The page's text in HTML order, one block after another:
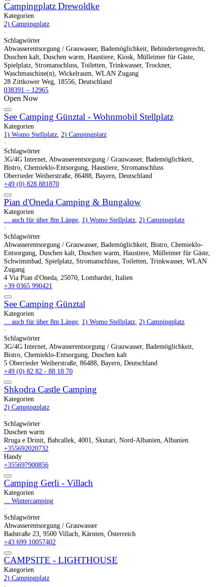
Campingplatz Drewoldke
Kategorien
2) Campingplatz
·
Schlagwörter
Abwasserentsorgung / Grauwasser, Bademöglichkeit Behindertengerecht
Duschen kalt Duschen warm Haustiere Kiosk Mülleimer für Gäste
Spielplatz Stromanschluss Toiletten Trinkwasser, Trockner,
Waschmaschine(n) Wickelraum WLAN Zugang
28 Zittkower Weg, 18556, Deutschland
038391 – 12965
Open Now
See Camping Günztal - Wohnmobil Stellplatz
Kategorien
1) Womo Stellplatz 2) Campingplatz
·
Schlagwörter
3G/4G Internet Abwasserentsorgung / Grauwasser, Bademöglichkeit
Bistro Chemieklo-Entsorgung Haustiere Stromanschluss
Oberrieder Weiherstraße, 86488, Bayern, Deutschland
+49 (0) 828 881870
Pian d'Oneda Camping & Bungalow
Kategorien
... auch für über 8m Länge 1) Womo Stellplatz 2) Campingplatz
·
Schlagwörter
Abwasserentsorgung / Grauwasser, Bademöglichkeit Bistro Chemieklo-
Entsorgung Duschen kalt Duschen warm Haustiere Mülleimer für Gäste
Schwimmbad
Spielplatz Stromanschluss Toiletten Trinkwasser, WLAN
Zugang
4 Via Pian d'Oneda, 25070, Lombardei, Italien
+39 0365 990421
See Camping Günztal
Kategorien
... auch für über 8m Länge 1) Womo Stellplatz 2) Campingplatz
·
Schlagwörter
3G/4G Internet Abwasserentsorgung / Grauwasser, Bademöglichkeit
Bistro Chemieklo-Entsorgung Duschen kalt
5 Oberrieder Weiherstraße, 86488, Bayern, Deutschland
+49 (0) 82 82 - 88 18 70
Shkodra Castle Camping
Kategorien
2) Campingplatz
·
Schlagwörter
Duschen warm
Rruga e Drinit, Bahcallek, 4001, Skutari, Nord-Albanien, Albanien
+355692020732
Handy
+355697900856
Camping Gerli - Villach
Kategorien
... Wintercamping
·
Schlagwörter
Abwasserentsorgung / Grauwasser
Badstraße 23, 9500 Villach, Kärnten, Österreich
+43 699 10057402
CAMPSITE - LIGHTHOUSE
Kategorien
2) Campingplatz